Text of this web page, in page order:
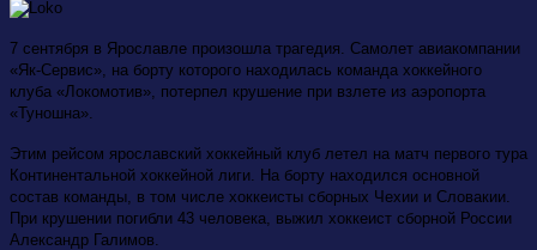
7 сентября в Ярославле произошла трагедия. Самолет авиакомпании
«Як-Сервис», на борту которого находилась команда хоккейного
клуба «Локомотив», потерпел крушение при взлете из аэропорта
«Туношна».
Этим рейсом ярославский хоккейный клуб летел на матч первого тура
Континентальной хоккейной лиги. На борту находился основной
состав команды, в том числе хоккеисты сборных Чехии и Словакии.
При крушении погибли 43 человека, выжил хоккеист сборной России
Александр Галимов.